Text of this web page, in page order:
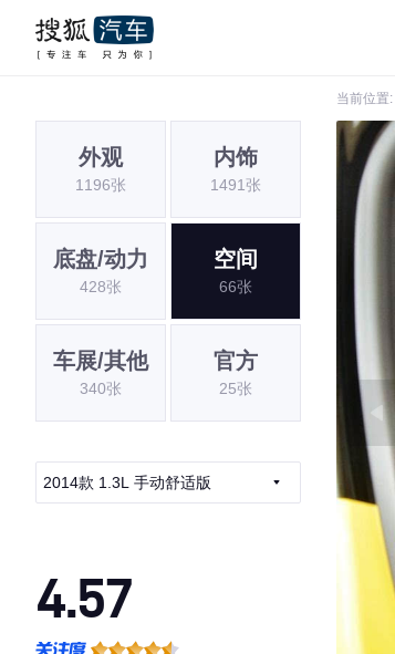
当前位置:
外观
1196张
内饰
1491张
底盘/动力
428张
空间
66张
车展/其他
340张
官方
25张
2014款 1.3L 手动舒适版
4.57